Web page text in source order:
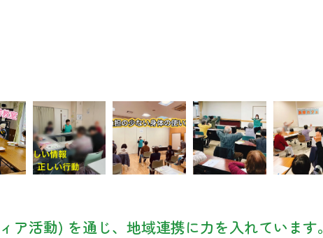
ア活動) を通じ、地域連携に力を入れています。